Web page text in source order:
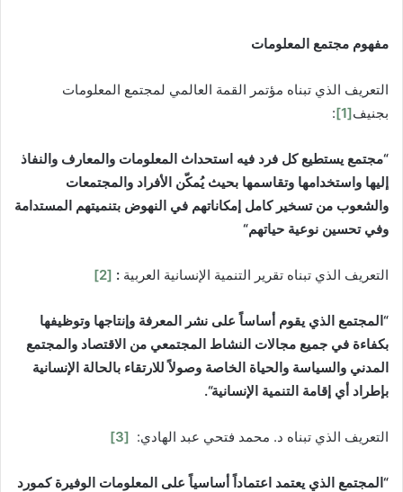
مفهوم مجتمع المعلومات
التعريف الذي تبناه مؤتمر القمة العالمي لمجتمع المعلومات
بجنيف[1]
:
“مجتمع يستطيع كل فرد فيه استحداث المعلومات والمعارف والنفاذ
إليها واستخدامها وتقاسمها بحيث يُمكّن الأفراد والمجتمعات
والشعوب من تسخير كامل إمكاناتهم في النهوض بتنميتهم المستدامة
وفي تحسين نوعية حياتهم“
التعريف الذي تبناه تقرير التنمية الإنسانية العربية :
[2]
“المجتمع الذي يقوم أساساً على نشر المعرفة وإنتاجها وتوظيفها
بكفاءة في جميع مجالات النشاط المجتمعي من الاقتصاد والمجتمع
المدني والسياسة والحياة الخاصة وصولاً للارتقاء بالحالة الإنسانية
بإطراد أي إقامة التنمية الإنسانية“.
التعريف الذي تبناه د. محمد فتحي عبد الهادي: [3]
“المجتمع الذي يعتمد اعتماداً أساسياً على المعلومات الوفيرة كمورد